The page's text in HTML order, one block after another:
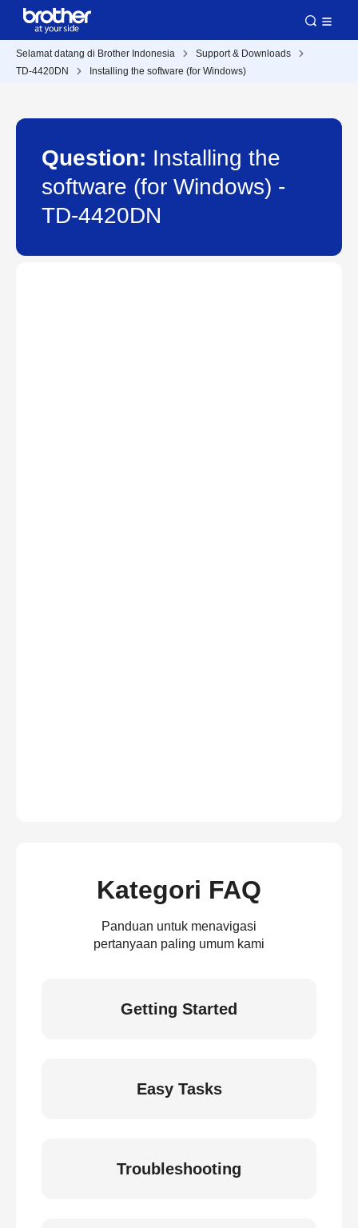
Selamat datang di Brother Indonesia
Support & Downloads
TD-4420DN
Installing the software (for Windows)
Question: Installing the
software (for Windows) -
TD-4420DN
Kategori FAQ
Panduan untuk menavigasi
pertanyaan paling umum kami
Getting Started
Easy Tasks
Troubleshooting